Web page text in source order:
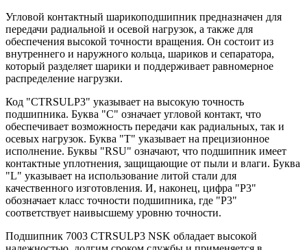
Угловой контактный шарикоподшипник предназначен для
передачи радиальной и осевой нагрузок, а также для
обеспечения высокой точности вращения. Он состоит из
внутреннего и наружного кольца, шариков и сепаратора,
который разделяет шарики и поддерживает равномерное
распределение нагрузки.
Код "CTRSULP3" указывает на высокую точность
подшипника. Буква "C" означает угловой контакт, что
обеспечивает возможность передачи как радиальных, так и
осевых нагрузок. Буква "T" указывает на прецизионное
исполнение. Буквы "RSU" означают, что подшипник имеет
контактные уплотнения, защищающие от пыли и влаги. Буква
"L" указывает на использование литой стали для
качественного изготовления. И, наконец, цифра "P3"
обозначает класс точности подшипника, где "P3"
соответствует наивысшему уровню точности.
Подшипник 7003 CTRSULP3 NSK обладает высокой